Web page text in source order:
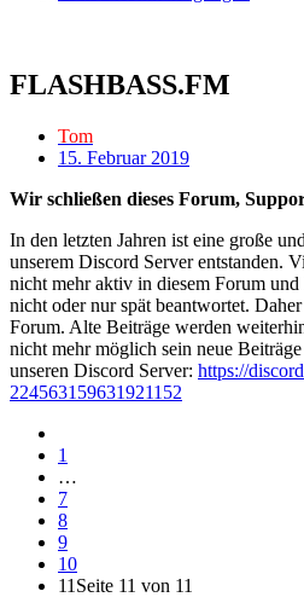
FLASHBASS.FM
Tom
15. Februar 2019
Wir schließen dieses Forum,
In den letzten Jahren ist eine große
unserem Discord Server entstanden.
nicht mehr aktiv in diesem Forum
nicht oder nur spät beantwortet.
Forum. Alte Beiträge werden
nicht mehr möglich sein neue
unseren Discord Server: https://
224563159631921152
1
…
7
8
9
10
11 Seite 11 von 11